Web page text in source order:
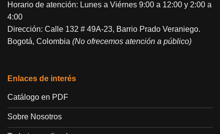
Horario de atención: Lunes a Viérnes 9:00 a 12:00 y 2:00 a
4:00
Dirección: Calle 132 # 49A-23, Barrio Prado Veraniego.
Bogotá, Colombia (No ofrecemos atención a público)
Enlaces de interés
Catálogo en PDF
Sobre Nosotros